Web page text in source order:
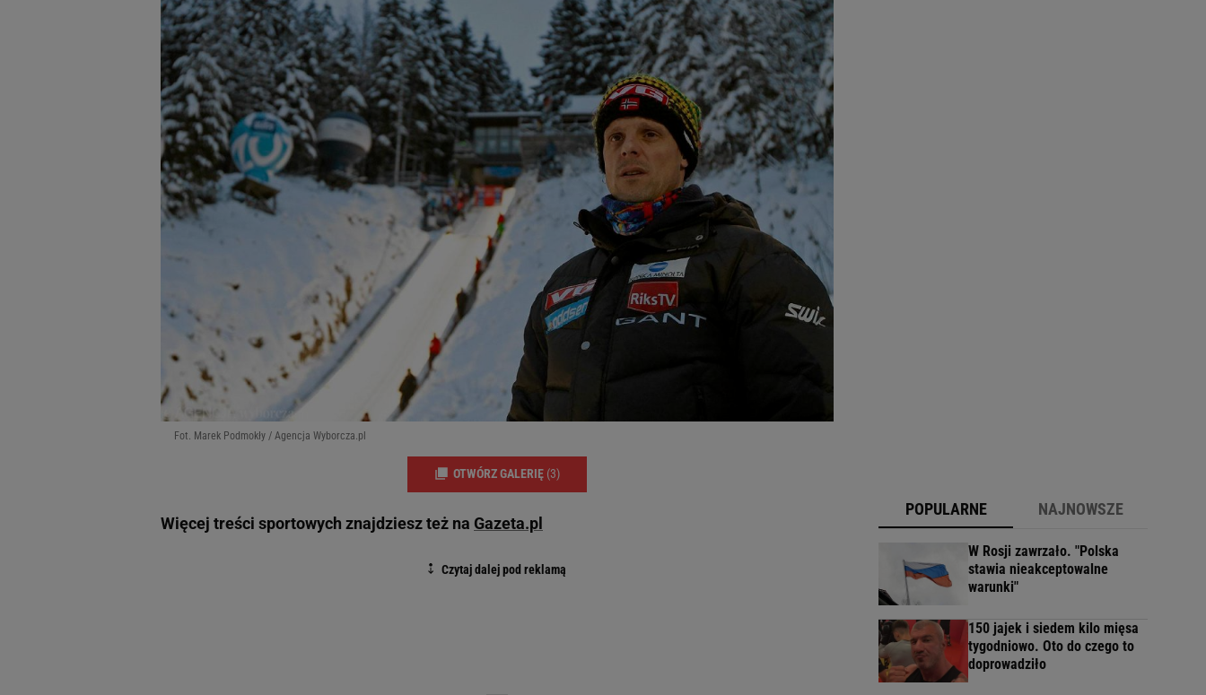
Fot. Marek Podmokły / Agencja Wyborcza.pl
OTWÓRZ GALERIĘ (3)
Więcej treści sportowych znajdziesz też na Gazeta.pl
POPULARNE NAJNOWSZE
W Rosji zawrzało. "Polska
stawia nieakceptowalne
warunki"
150 jajek i siedem kilo mięsa
tygodniowo. Oto do czego to
doprowadziło